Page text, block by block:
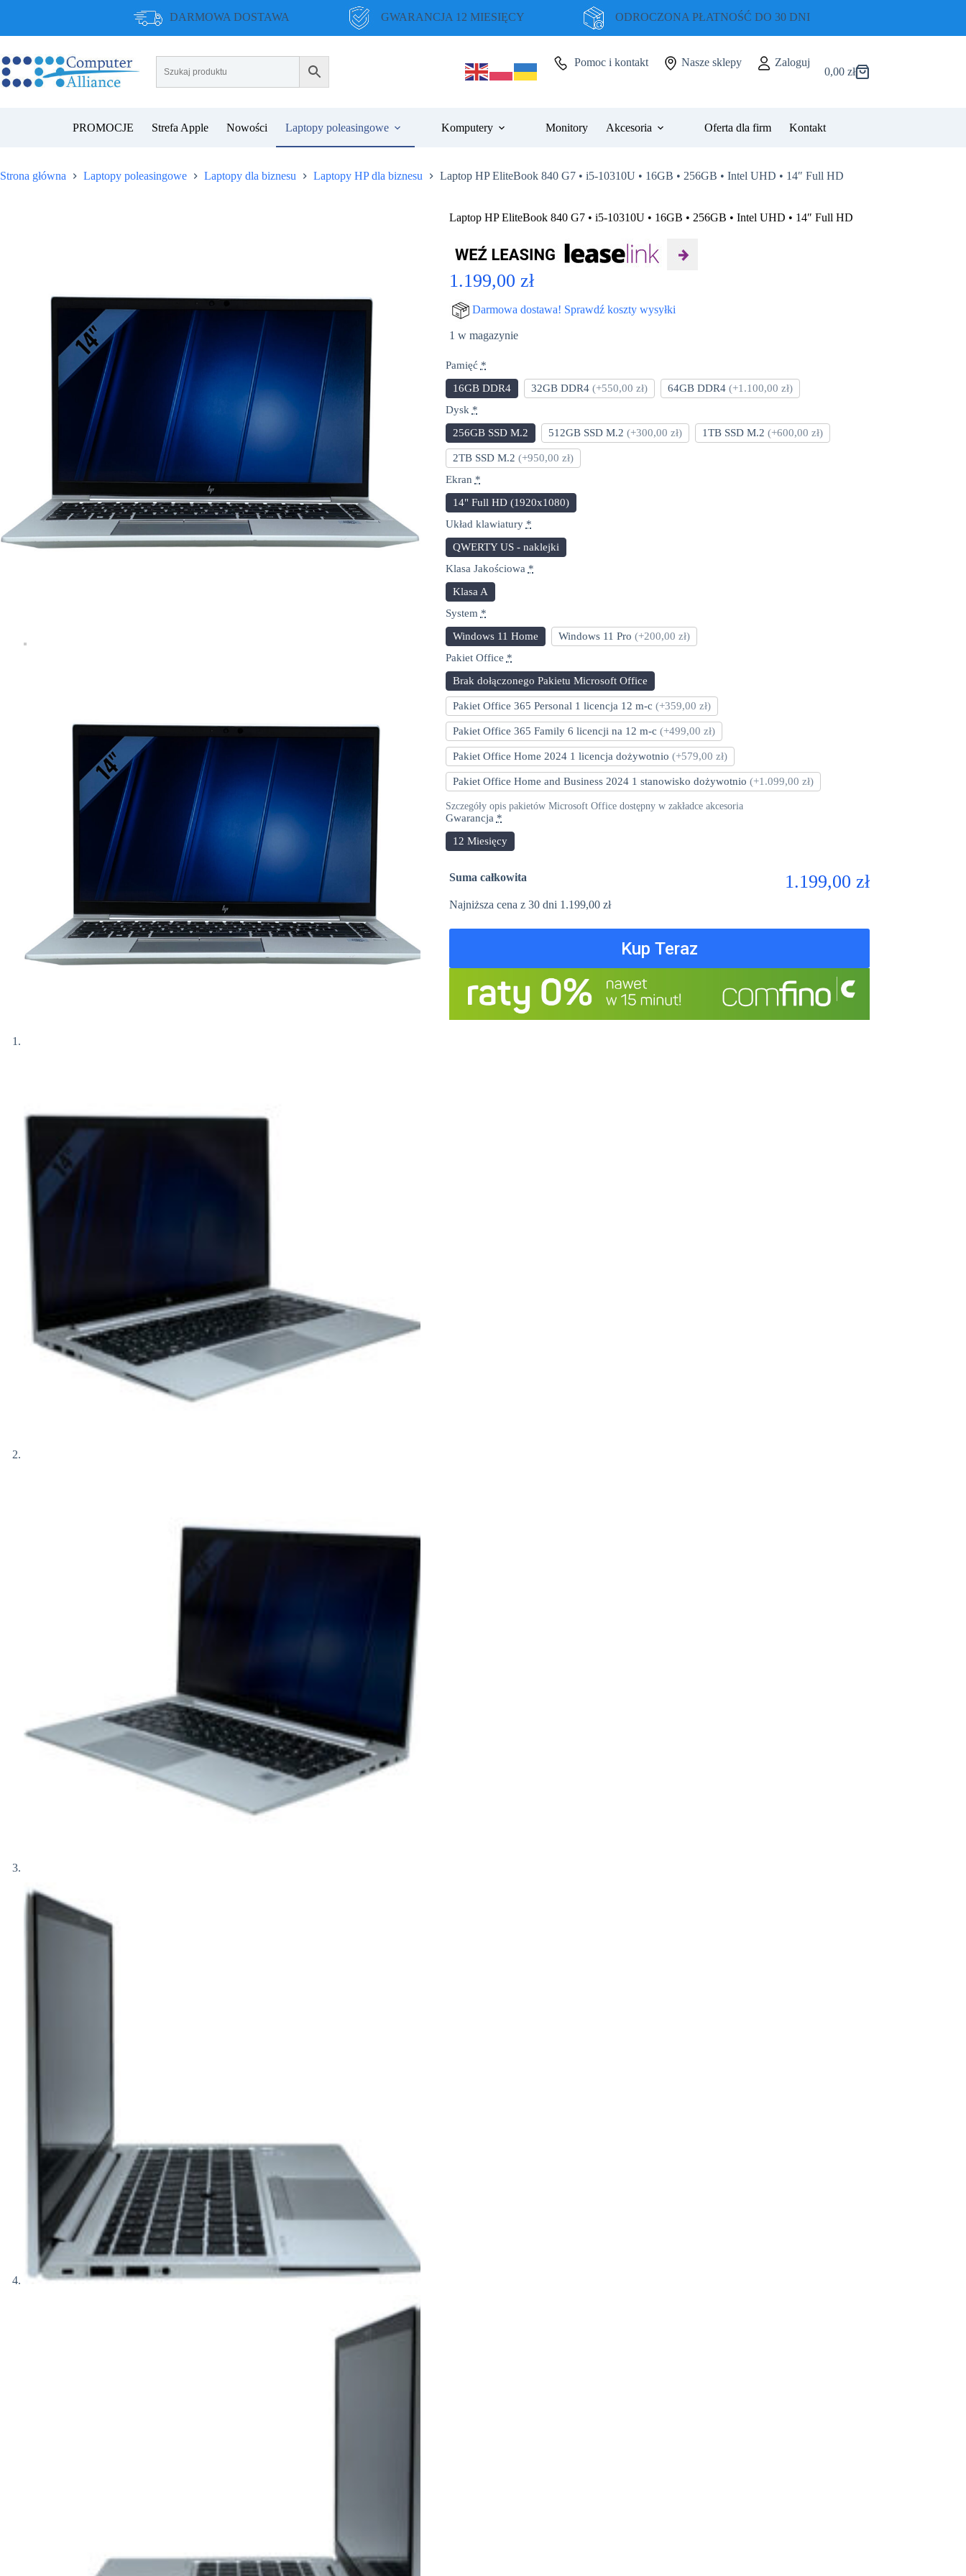
DARMOWA DOSTAWA GWARANCJA 12 MIESIĘCY ODROCZONA PŁATNOŚĆ DO 30 DNI
Pomoc i kontakt Nasze sklepy
Zaloguj
Koszyk
0,00 zł
PROMOCJE Strefa Apple Nowości Laptopy poleasingowe Komputery Monitory Akcesoria Oferta dla firm Kontakt
Strona główna Laptopy poleasingowe Laptopy dla biznesu Laptopy HP dla biznesu Laptop HP EliteBook 840 G7 • i5-10310U • 16GB • 256GB • Intel UHD • 14″ Full HD
Laptop HP EliteBook 840 G7 • i5-10310U • 16GB • 256GB • Intel UHD • 14″ Full HD
1.199,00 zł
Darmowa dostawa! Sprawdź koszty wysyłki
1 w magazynie
Pamięć *
16GB DDR4
32GB DDR4 (+550,00 zł) 64GB DDR4 (+1.100,00 zł)
Dysk *
256GB SSD M.2
512GB SSD M.2 (+300,00 zł) 1TB SSD M.2 (+600,00 zł)
2TB SSD M.2 (+950,00 zł)
Ekran *
14" Full HD (1920x1080)
Układ klawiatury *
QWERTY US - naklejki
Klasa Jakościowa *
Klasa A
System *
Windows 11 Home
Windows 11 Pro (+200,00 zł)
Pakiet Office *
Brak dołączonego Pakietu Microsoft Office
Pakiet Office 365 Personal 1 licencja 12 m-c (+359,00 zł)
Pakiet Office 365 Family 6 licencji na 12 m-c (+499,00 zł)
Pakiet Office Home 2024 1 licencja dożywotnio (+579,00 zł)
Pakiet Office Home and Business 2024 1 stanowisko dożywotnio (+1.099,00 zł)
Szczegóły opis pakietów Microsoft Office dostępny w zakładce akcesoria
Gwarancja *
12 Miesięcy
Suma całkowita 1.199,00 zł
Najniższa cena z 30 dni 1.199,00 zł
Kup Teraz